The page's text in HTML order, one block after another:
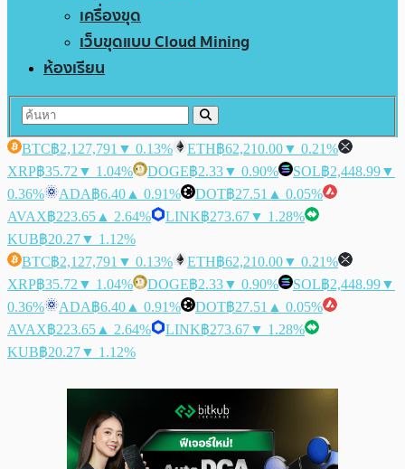
เครื่องขุด
เว็บขุดแบบ Cloud Mining
ห้องเรียน
BTC฿2,127,791 ▼ 0.13% ETH฿62,210.00▼ 0.21%
XRP฿35.72 ▼ 1.04% DOGE฿2.33▼ 0.90% SOL฿2,448.99▼
0.36%
ADA฿6.40 ▲ 0.91% DOT฿27.51 ▲ 0.05%
AVAX฿223.65 ▲ 2.64% LINK฿273.67▼ 1.28%
KUB฿20.27▼ 1.12%
BTC฿2,127,791 ▼ 0.13% ETH฿62,210.00▼ 0.21%
XRP฿35.72 ▼ 1.04% DOGE฿2.33▼ 0.90% SOL฿2,448.99▼
0.36%
ADA฿6.40 ▲ 0.91% DOT฿27.51 ▲ 0.05%
AVAX฿223.65 ▲ 2.64% LINK฿273.67▼ 1.28%
KUB฿20.27▼ 1.12%